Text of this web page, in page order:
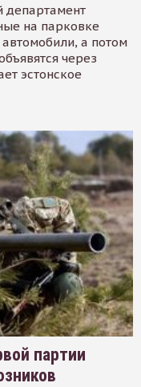
департамент
на парковке
а потом
через
эстонское
партии